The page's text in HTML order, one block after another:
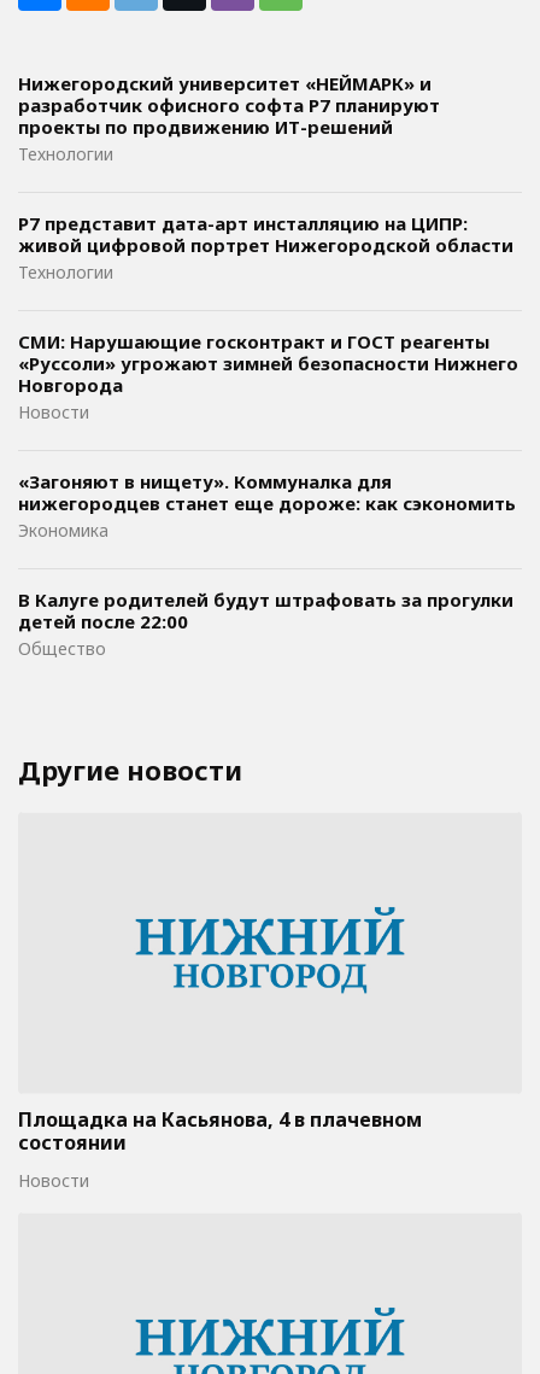
Нижегородский университет «НЕЙМАРК» и
разработчик офисного софта P7 планируют
проекты по продвижению ИТ-решений
Технологии
Р7 представит дата-арт инсталляцию на ЦИПР:
живой цифровой портрет Нижегородской области
Технологии
СМИ: Нарушающие госконтракт и ГОСТ реагенты
«Руссоли» угрожают зимней безопасности Нижнего
Новгорода
Новости
«Загоняют в нищету». Коммуналка для
нижегородцев станет еще дороже: как сэкономить
Экономика
В Калуге родителей будут штрафовать за прогулки
детей после 22:00
Общество
Другие новости
Площадка на Касьянова, 4 в плачевном
состоянии
Новости